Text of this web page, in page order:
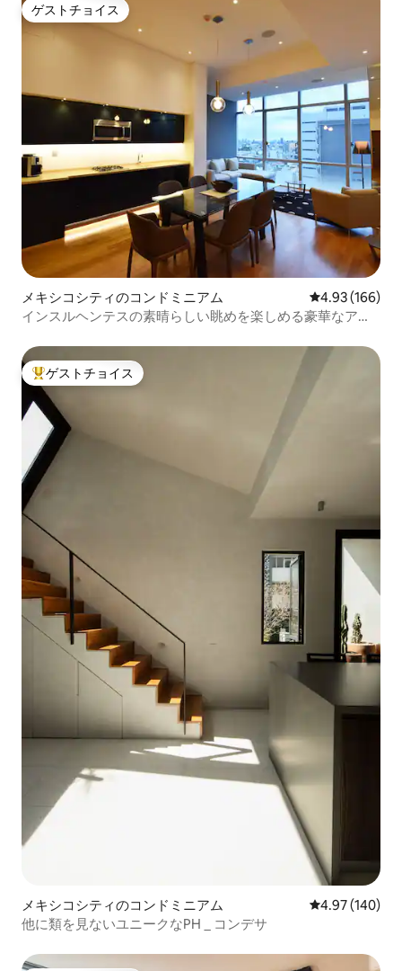
ゲストチョイス
ゲストチョイス
メキシコシティのコンドミニアム レビュー166
4.93 (166)
インスルヘンテスの素晴らしい眺めを楽しめる豪華なアパ
大好評のゲストチョイスです。
ゲストチョイス
メキシコシティのコンドミニアム レビュー140
4.97 (140)
他に類を見ないユニークなPH _ コンデサ